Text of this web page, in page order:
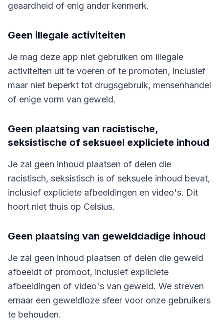
geaardheid of enig ander kenmerk.
Geen illegale activiteiten
Je mag deze app niet gebruiken om illegale
activiteiten uit te voeren of te promoten, inclusief
maar niet beperkt tot drugsgebruik, mensenhandel
of enige vorm van geweld.
Geen plaatsing van racistische,
seksistische of seksueel expliciete inhoud
Je zal geen inhoud plaatsen of delen die
racistisch, seksistisch is of seksuele inhoud bevat,
inclusief expliciete afbeeldingen en video's. Dit
hoort niet thuis op Celsius.
Geen plaatsing van gewelddadige inhoud
Je zal geen inhoud plaatsen of delen die geweld
afbeeldt of promoot, inclusief expliciete
afbeeldingen of video's van geweld. We streven
ernaar een geweldloze sfeer voor onze gebruikers
te behouden.